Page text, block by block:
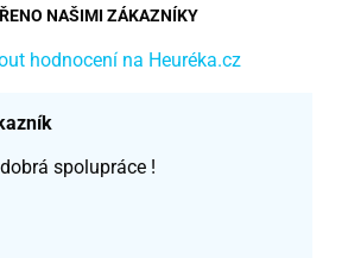
NAŠIMI ZÁKAZNÍKY
hodnocení na Heuréka.cz
spolupráce !